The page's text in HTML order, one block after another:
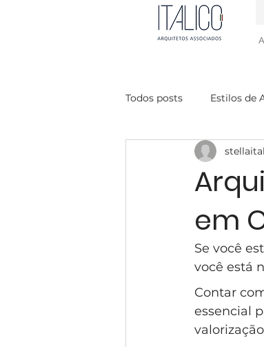
Todos posts Estilos de
Casa Contemporanea
interiores neiclássico
condomínio Mont
Condomínio Gramado
em
Se você
você está
Contar
essencial